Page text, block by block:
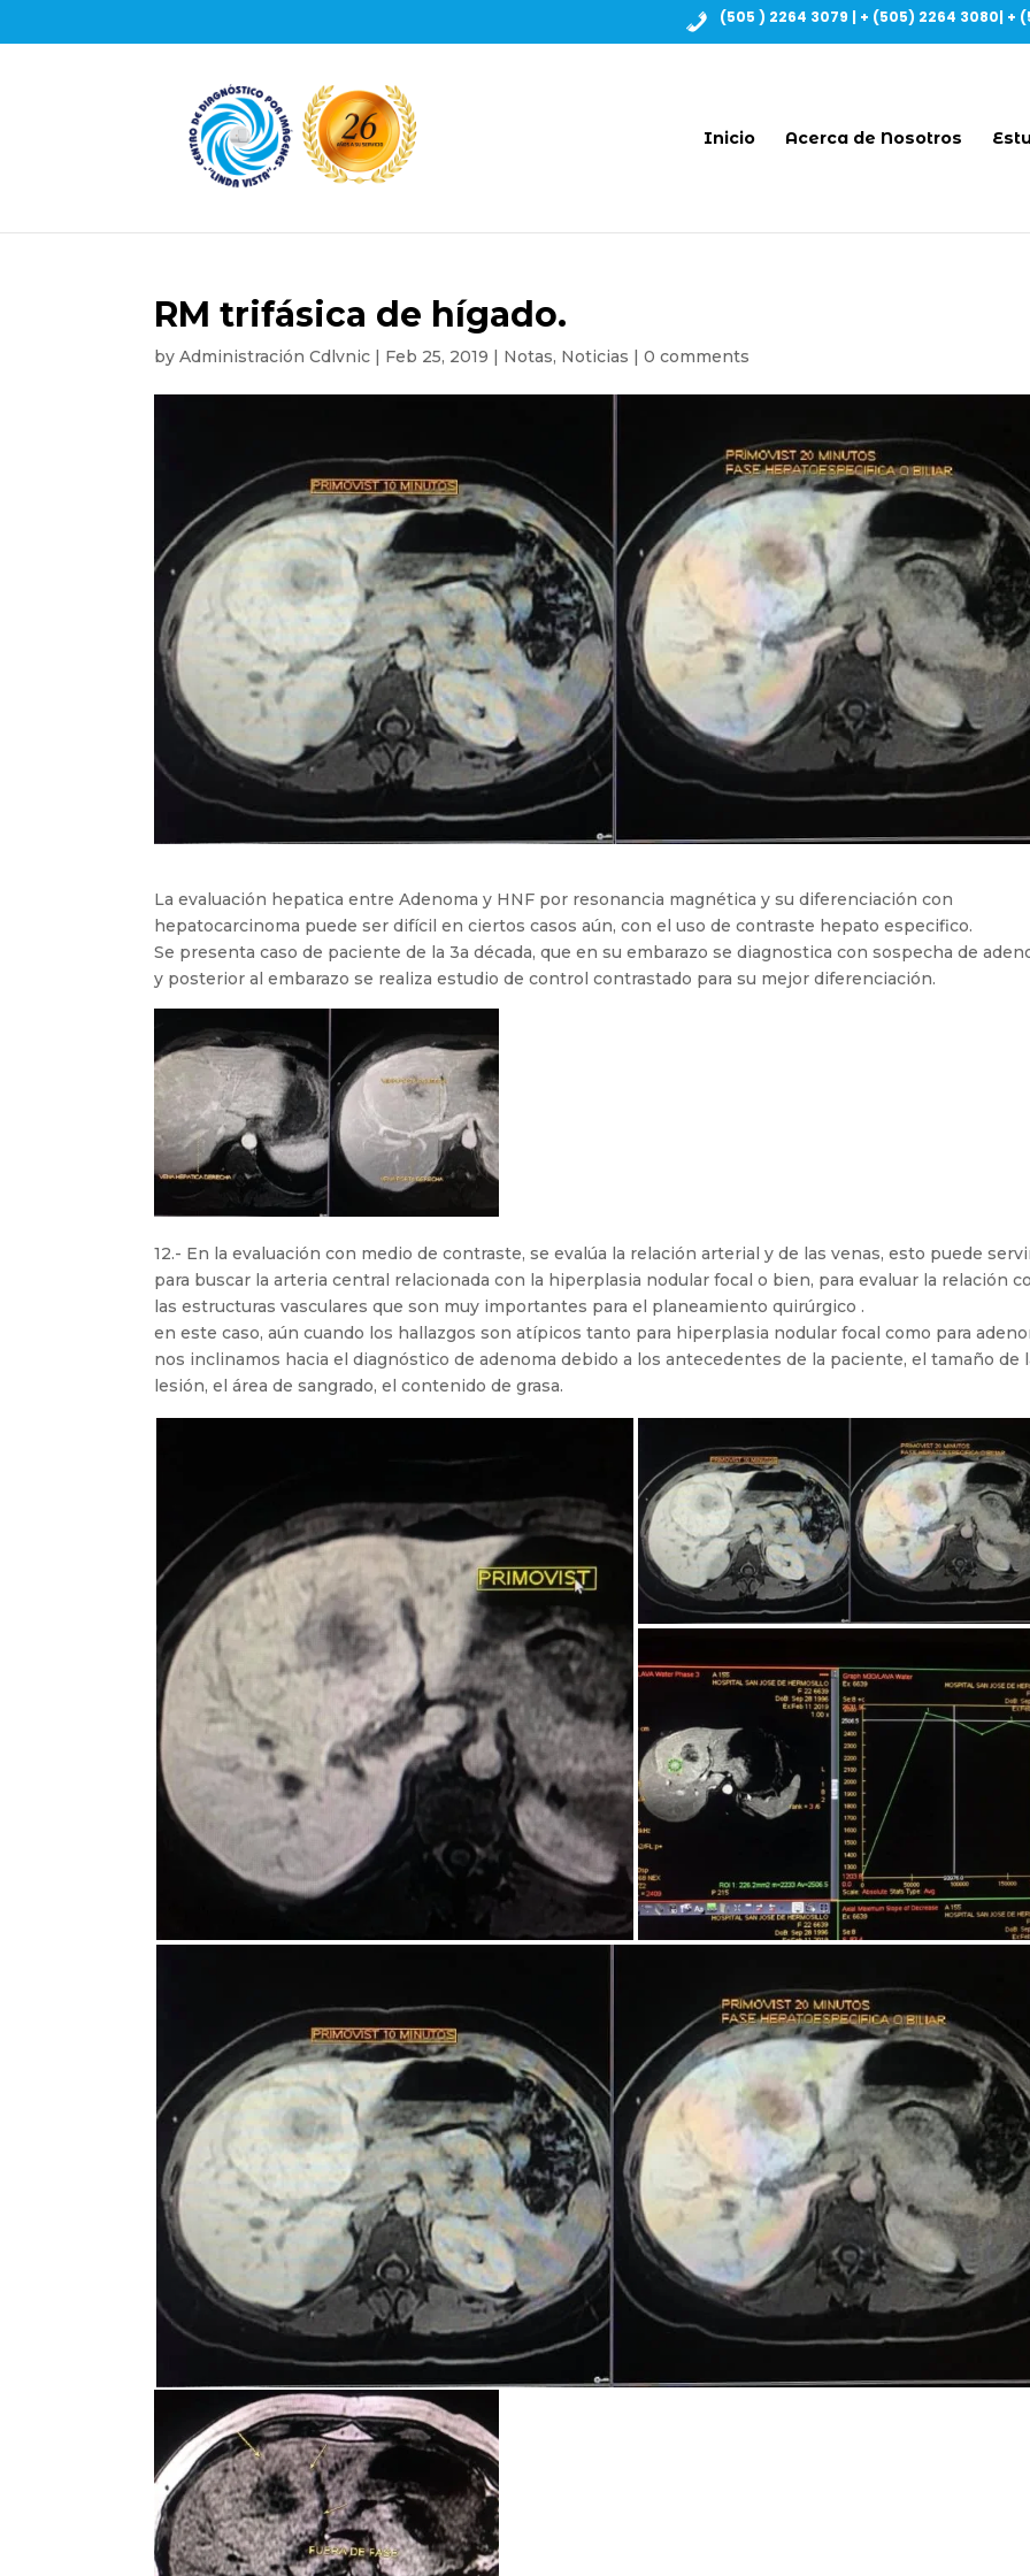
(505 ) 2264 3079 | + (505) 2264 3080| +
Inicio Acerca de Nosotros
RM trifásica de hígado.
byAdministración Cdlvnic | Feb 25, 2019 | Notas, Noticias |0 comments
La evaluación hepatica entre Adenoma y HNF por resonancia magnética y su diferenciación con
hepatocarcinoma puede ser difícil en ciertos casos aún, con el uso de contraste hepato especifico.
Se presenta caso de paciente de la 3a década, que en su embarazo se diagnostica con sospecha de
y posterior al embarazo se realiza estudio de control contrastado para su mejor diferenciación.
12.- En la evaluación con medio de contraste, se evalúa la relación arterial y de las venas, esto puede
para buscar la arteria central relacionada con la hiperplasia nodular focal o bien, para evaluar la relación
las estructuras vasculares que son muy importantes para el planeamiento quirúrgico .
en este caso, aún cuando los hallazgos son atípicos tanto para hiperplasia nodular focal como para
nos inclinamos hacia el diagnóstico de adenoma debido a los antecedentes de la paciente, el tamaño de
lesión, el área de sangrado, el contenido de grasa.